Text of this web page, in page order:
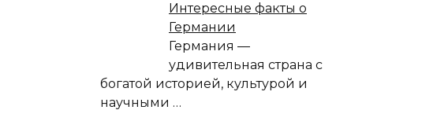
Интересные факты о
Германии
Германия —
удивительная страна с
богатой историей, культурой и
научными …